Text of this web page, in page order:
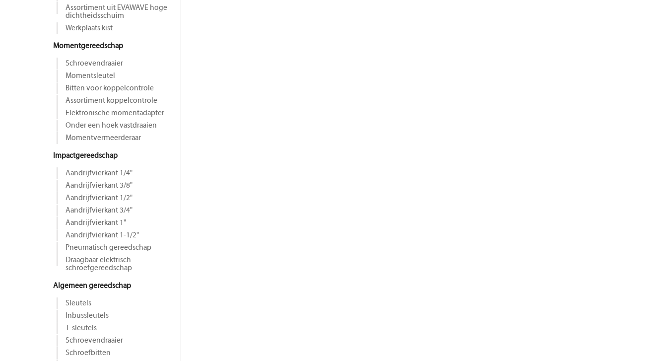
Assortiment uit EVAWAVE hoge
dichtheidsschuim
Werkplaats kist
Momentgereedschap
Schroevendraaier
Momentsleutel
Bitten voor koppelcontrole
Assortiment koppelcontrole
Elektronische momentadapter
Onder een hoek vastdraaien
Momentvermeerderaar
Impactgereedschap
Aandrijfvierkant 1/4"
Aandrijfvierkant 3/8"
Aandrijfvierkant 1/2"
Aandrijfvierkant 3/4"
Aandrijfvierkant 1"
Aandrijfvierkant 1-1/2"
Pneumatisch gereedschap
Draagbaar elektrisch
schroefgereedschap
Algemeen gereedschap
Sleutels
Inbussleutels
T-sleutels
Schroevendraaier
Schroefbitten